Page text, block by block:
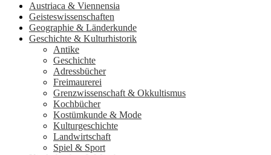
Austriaca & Viennensia
Geisteswissenschaften
Geographie & Länderkunde
Geschichte & Kulturhistorik
Antike
Geschichte
Adressbücher
Freimaurerei
Grenzwissenschaft & Okkultismus
Kochbücher
Kostümkunde & Mode
Kulturgeschichte
Landwirtschaft
Spiel & Sport